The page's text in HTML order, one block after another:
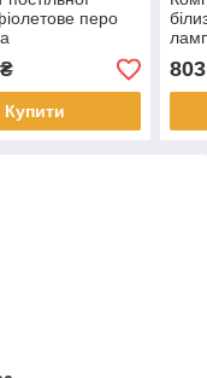
перо
Купити